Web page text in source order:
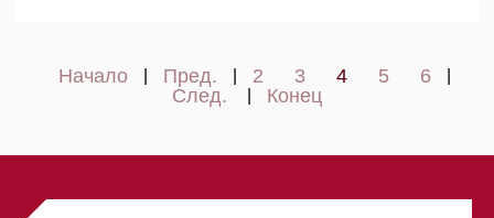
Начало Пред. 2 3 4 5 6
След. Конец